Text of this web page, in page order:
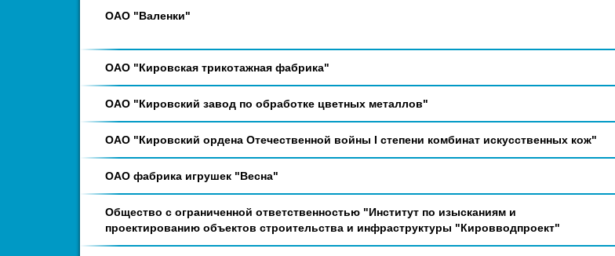
ОАО "Валенки"
ОАО "Кировская трикотажная фабрика"
ОАО "Кировский завод по обработке цветных металлов"
ОАО "Кировский ордена Отечественной войны I степени комбинат искусственных кож"
ОАО фабрика игрушек "Весна"
Общество с ограниченной ответственностью "Институт по изысканиям и
проектированию объектов строительства и инфраструктуры "Кировводпроект"